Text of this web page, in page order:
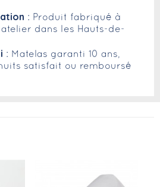
: Produit fabriqué à
atelier dans les Hauts-de-
: Matelas garanti 10 ans,
satisfait ou remboursé